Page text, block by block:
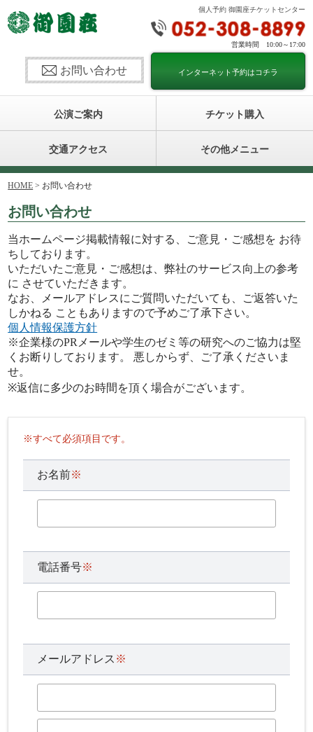
個人予約 御園座チケットセンター
営業時間 10:00～17:00
インターネット予約はコチラ
お問い合わせ
公演ご案内 チケット購入
交通アクセス その他メニュー
HOME > お問い合わせ
お問い合わせ
当ホームページ掲載情報に対する、ご意見・ご感想を お待
ちしております。
いただいたご意見・ご感想は、弊社のサービス向上の参考
に させていただきます。
なお、メールアドレスにご質問いただいても、ご返答いた
しかねる こともありますので予めご了承下さい。
個人情報保護方針
※企業様のPRメールや学生のゼミ等の研究へのご協力は堅
くお断りしております。 悪しからず、ご了承くださいま
せ。
※返信に多少のお時間を頂く場合がございます。
※すべて必須項目です。
お名前※
電話番号※
メールアドレス ※